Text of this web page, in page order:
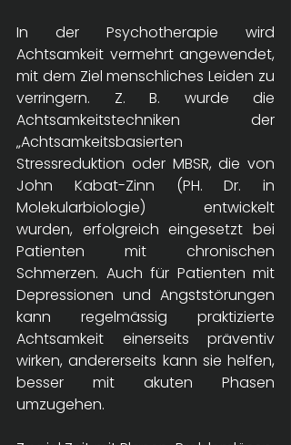
In der Psychotherapie wird
Achtsamkeit vermehrt angewendet,
mit dem Ziel menschliches Leiden zu
verringern. Z. B. wurde die
Achtsamkeitstechniken der
„Achtsamkeitsbasierten
Stressreduktion oder MBSR, die von
John Kabat-Zinn (PH. Dr. in
Molekularbiologie) entwickelt
wurden, erfolgreich eingesetzt bei
Patienten mit chronischen
Schmerzen. Auch für Patienten mit
Depressionen und Angststörungen
kann regelmässig praktizierte
Achtsamkeit einerseits präventiv
wirken, andererseits kann sie helfen,
besser mit akuten Phasen
umzugehen.